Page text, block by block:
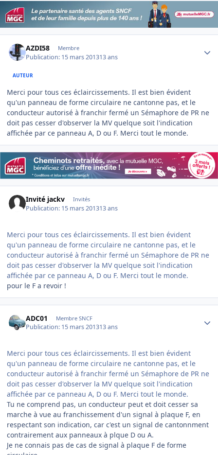
AZDI58 Membre
Publication: 15 mars 201313 ans
AUTEUR
Merci pour tous ces éclaircissements. Il est bien évident
qu'un panneau de forme circulaire ne cantonne pas, et le
conducteur autorisé à franchir fermé un Sémaphore de PR ne
doit pas cesser d'observer la MV quelque soit l'indication
affichée par ce panneau A, D ou F. Merci tout le monde.
Invité jackv Invités
Publication: 15 mars 201313 ans
Merci pour tous ces éclaircissements. Il est bien évident
qu'un panneau de forme circulaire ne cantonne pas, et le
conducteur autorisé à franchir fermé un Sémaphore de PR ne
doit pas cesser d'observer la MV quelque soit l'indication
affichée par ce panneau A, D ou F. Merci tout le monde.
pour le F a revoir !
ADC01 Membre SNCF
Publication: 15 mars 201313 ans
Merci pour tous ces éclaircissements. Il est bien évident
qu'un panneau de forme circulaire ne cantonne pas, et le
conducteur autorisé à franchir fermé un Sémaphore de PR ne
doit pas cesser d'observer la MV quelque soit l'indication
affichée par ce panneau A, D ou F. Merci tout le monde.
Tu ne comprend pas, un conducteur peut et doit cesser sa
marche à vue au franchissement d'un signal à plaque F, en
respectant son indication, car c'est un signal de cantonnment
contrairement aux panneaux à plque D ou A.
Je ne connais pas de cas de signal à plaque F de forme